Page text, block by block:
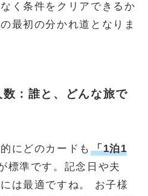
く条件をクリアできるか
最初の分かれ道となりま
：誰と、どんな旅で
にどのカードも 「1泊1
標準です。記念日や夫
は最適ですね。 お子様